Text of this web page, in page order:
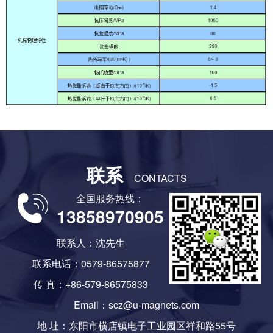
联系
CONTACTS
全国服务热线：
13858970905
联系人：沈先生
联系电话：0579-86575877
传 真：+86-579-86575833
Email：scz@u-magnets.com
地 址：东阳市横店镇电子工业园区祥和路55号